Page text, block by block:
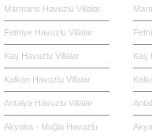
Marmaris Havuzlu Villalar
Fethiye Havuzlu Villalar
Kaş Havuzlu Villalar
Kalkan Havuzlu Villalar
Antalya Havuzlu Villalar
Akyaka - Muğla Havuzlu
Kaş